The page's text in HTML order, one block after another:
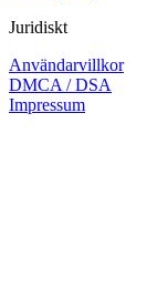
Juridiskt
Användarvillkor
DMCA / DSA
Impressum